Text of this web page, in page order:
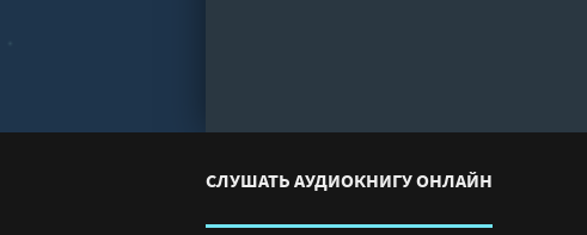
СЛУШАТЬ АУДИОКНИГУ ОНЛАЙН